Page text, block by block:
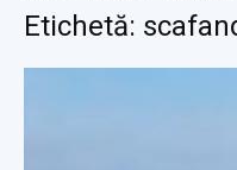
Etichetă: